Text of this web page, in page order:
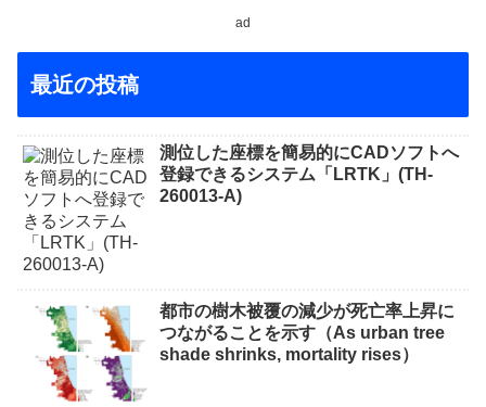
ad
最近の投稿
測位した座標を簡易的にCADソフトへ
登録できるシステム「LRTK」(TH-
260013-A)
都市の樹木被覆の減少が死亡率上昇に
つながることを示す（As urban tree
shade shrinks, mortality rises）